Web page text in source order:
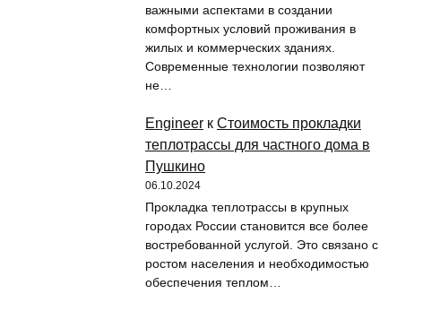
важными аспектами в создании
комфортных условий проживания в
жилых и коммерческих зданиях.
Современные технологии позволяют
не…
Engineer к Стоимость прокладки
теплотрассы для частного дома в
Пушкино
06.10.2024
Прокладка теплотрассы в крупных
городах России становится все более
востребованной услугой. Это связано с
ростом населения и необходимостью
обеспечения теплом…